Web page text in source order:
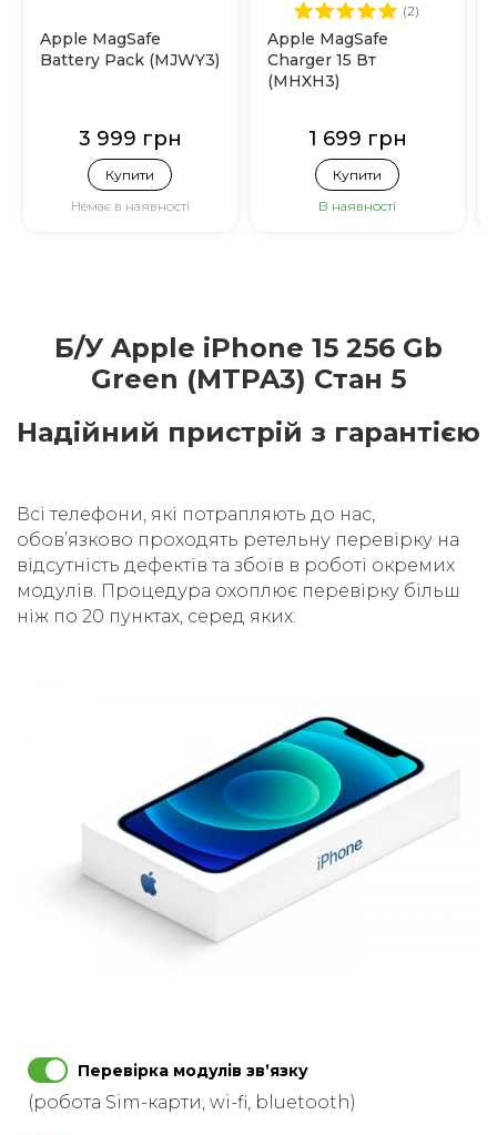
Apple MagSafe
Battery Pack (MJWY3)
3 999 грн
Купити
Немає в наявності
(2)
Apple MagSafe
Charger 15 Вт
(MHXH3)
1 699 грн
Купити
В наявності
Б/У Apple iPhone 15 256 Gb
Green (MTPA3) Стан 5
Надійний пристрій з гарантією
Всі телефони, які потрапляють до нас,
обовʼязково проходять ретельну перевірку на
відсутність дефектів та збоїв в роботі окремих
модулів. Процедура охоплює перевірку більш
ніж по 20 пунктах, серед яких:
Перевірка модулів звʼязку
(робота Sim-карти, wi-fi, bluetooth)